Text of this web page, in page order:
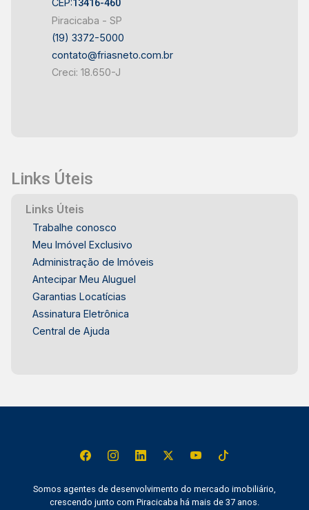
CEP:13416-460
Piracicaba - SP
(19) 3372-5000
contato@friasneto.com.br
Creci: 18.650-J
Links Úteis
Links Úteis
Trabalhe conosco
Meu Imóvel Exclusivo
Administração de Imóveis
Antecipar Meu Aluguel
Garantias Locatícias
Assinatura Eletrônica
Central de Ajuda
Somos agentes de desenvolvimento do mercado imobiliário,
crescendo junto com Piracicaba há mais de 37 anos.